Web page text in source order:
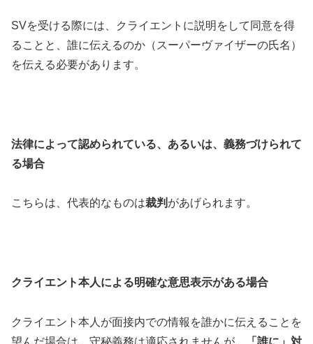
SVを受ける際には、クライエントに説明をして同意を得
ることと、誰に伝えるのか（スーパーヴァイザーの氏名）
を伝える必要があります。
法律によって認められている、あるいは、義務づけられて
る場合
こちらは、代表的なものは裁判 があげられます。
クライエント本人による明確な意思表示がある場合
クライエント本人が面接内での情報を誰かに伝えることを
望んだ場合は、守秘義務は適応されませんが、
「誰に」対